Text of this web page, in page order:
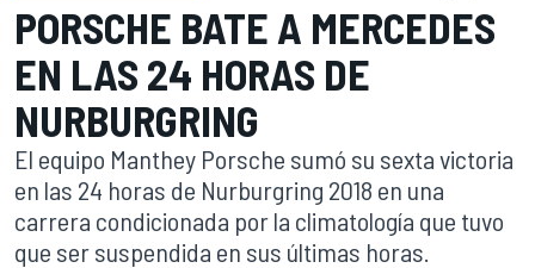
PORSCHE BATE A MERCEDES
EN LAS 24 HORAS DE
NURBURGRING
El equipo Manthey Porsche sumó su sexta victoria
en las 24 horas de Nurburgring 2018 en una
carrera condicionada por la climatología que tuvo
que ser suspendida en sus últimas horas.